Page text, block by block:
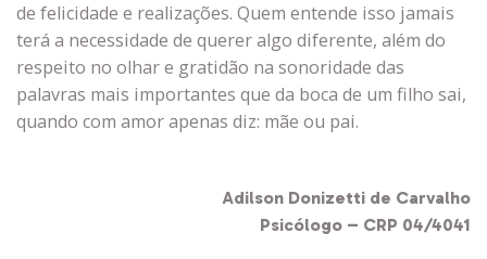
de felicidade e realizações. Quem entende isso jamais
terá a necessidade de querer algo diferente, além do
respeito no olhar e gratidão na sonoridade das
palavras mais importantes que da boca de um filho sai,
quando com amor apenas diz: mãe ou pai.
Adilson Donizetti de Carvalho
Psicólogo – CRP 04/4041